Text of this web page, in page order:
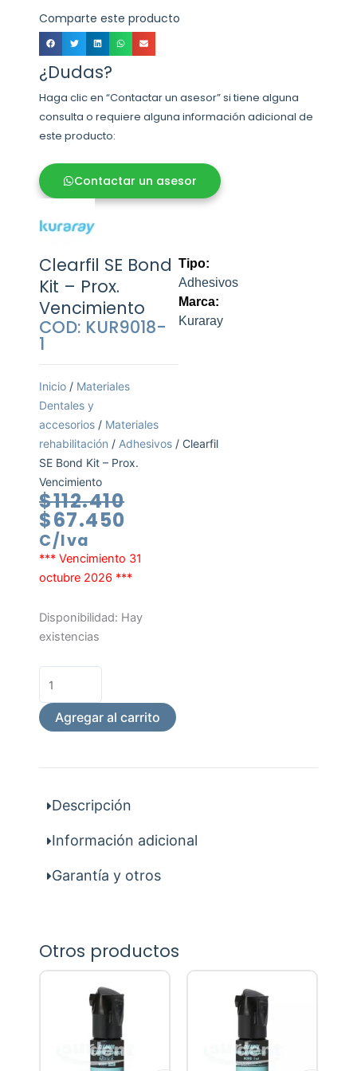
Comparte este producto
¿Dudas?
Haga clic en “Contactar un asesor” si tiene alguna
consulta o requiere alguna información adicional de
este producto:
Contactar un asesor
Clearfil SE Bond
Kit – Prox.
Vencimiento
COD: KUR9018-
1
Inicio / Materiales
Dentales y
accesorios / Materiales
rehabilitación / Adhesivos / Clearfil
SE Bond Kit – Prox.
Vencimiento
$112.410El
era:
$112.410.
$67.450
El
es:
$67.450.
C/Iva
*** Vencimiento 31
octubre 2026 ***
Disponibilidad: Hay
existencias
Clearfil
SE
Prox.
Vencimiento
Agregar al carrito
Tipo:
Adhesivos
Marca:
Kuraray
Descripción
Información adicional
Garantía y otros
Otros productos